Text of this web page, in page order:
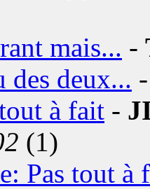
mais... -
des deux...
à fait -
(1)
Pas tout à